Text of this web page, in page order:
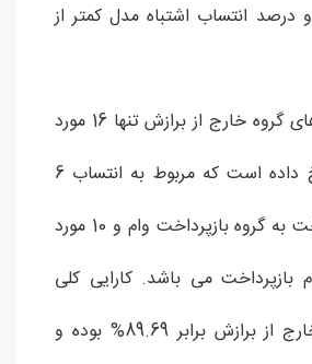
بوده و درصد انتساب اشتباه مدل کمتر از
از ببن کلیه داده های گروه خارج از برازش تنها 16 مورد
انتساب اشتباه رخ داده است که مربوط به انتساب 6
مورد عدم بازپرداخت به گروه بازپرداخت وام و 10 مورد
بازپرداخت می باشد. کارایی کلی
مدل برای گروه خارج از برازش برابر 89.69% بوده و